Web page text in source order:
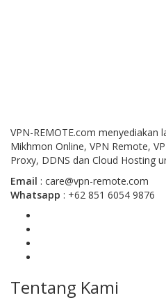
VPN-REMOTE.com menyediakan
Mikhmon Online, VPN Remote,
Proxy, DDNS dan Cloud Hosting
Email : care@vpn-remote.com
Whatsapp : +62 851 6054 9876
Tentang Kami